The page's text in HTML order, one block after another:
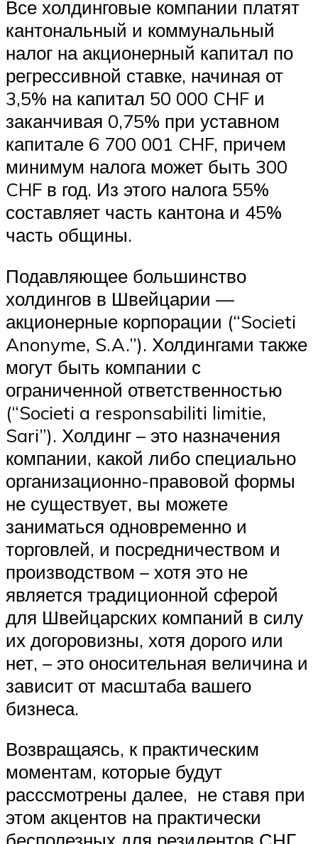
Все холдинговые компании платят
кантональный и коммунальный
налог на акционерный капитал по
регрессивной ставке, начиная от
3,5% на капитал 50 000 CHF и
заканчивая 0,75% при уставном
капитале 6 700 001 CHF, причем
минимум налога может быть 300
CHF в год. Из этого налога 55%
составляет часть кантона и 45%
часть общины.
Подавляющее большинство
холдингов в Швейцарии —
акционерные корпорации (“Societi
Anonyme, S.A.”). Холдингами также
могут быть компании с
ограниченной ответственностью
(“Societi a responsabiliti limitie,
Sari”). Холдинг – это назначения
компании, какой либо специально
организационно-правовой формы
не существует, вы можете
заниматься одновременно и
торговлей, и посредничеством и
производством – хотя это не
является традиционной сферой
для Швейцарских компаний в силу
их догоровизны, хотя дорого или
нет, – это оносительная величина и
зависит от масштаба вашего
бизнеса.
Возвращаясь, к практическим
моментам, которые будут
расссмотрены далее, не ставя при
этом акцентов на практически